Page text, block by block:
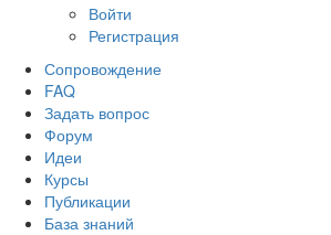
Войти
Регистрация
Сопровождение
FAQ
Задать вопрос
Форум
Идеи
Курсы
Публикации
База знаний